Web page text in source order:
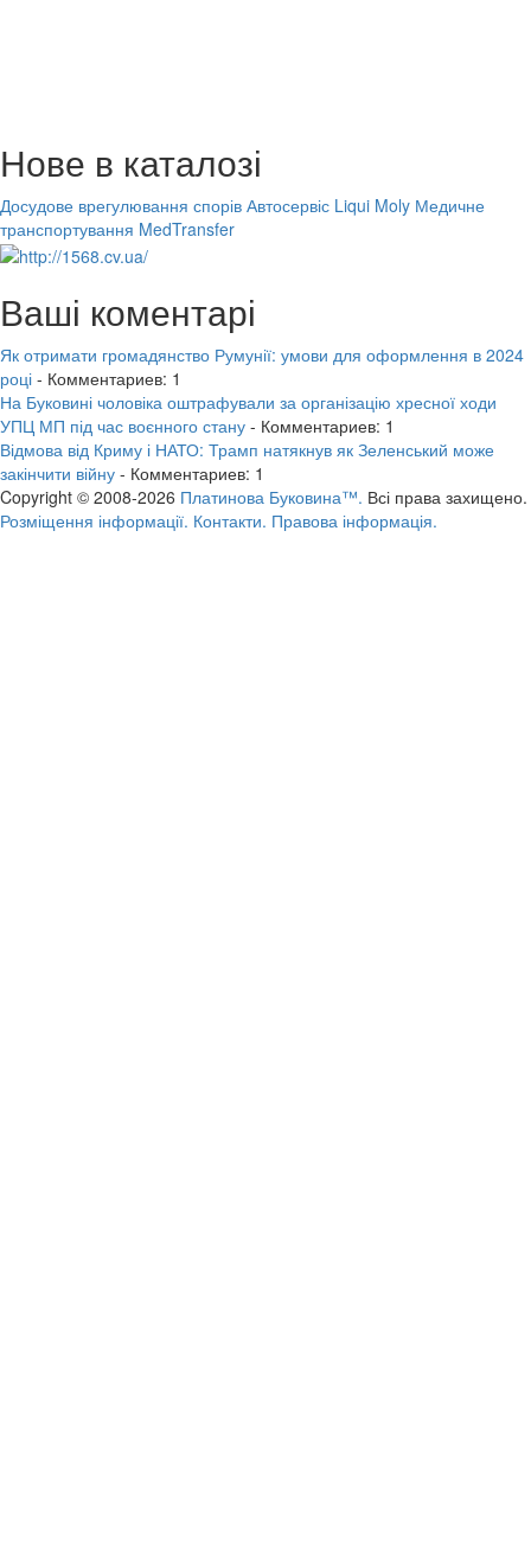
Нове в каталозі
Досудове врегулювання спорів Автосервіс Liqui Moly Медичне
транспортування MedTransfer
Ваші коментарі
Як отримати громадянство Румунії: умови для оформлення в 2024
році - Комментариев: 1
На Буковині чоловіка оштрафували за організацію хресної ходи
УПЦ МП під час воєнного стану - Комментариев: 1
Відмова від Криму і НАТО: Трамп натякнув як Зеленський може
закінчити війну - Комментариев: 1
Copyright © 2008-2026 Платинова Буковина™. Всі права захищено.
Розміщення інформації. Контакти. Правова інформація.